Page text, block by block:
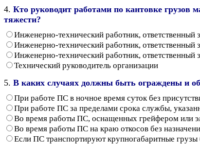
4. Кто руководит работами по кантовке грузов
тяжести?
Инженерно-технический работник,
Инженерно-технический работник,
Инженерно-технический работник, ответственный
Технический руководитель организации
5. В каких случаях должны быть ограждены и
При работе ПС в ночное время суток без
При работе ПС за пределами срока службы,
Во время работы ПС, оснащенных грейфером или
Во время работы ПС на краю откосов без
Если ПС транспортируют крупногабаритные грузы